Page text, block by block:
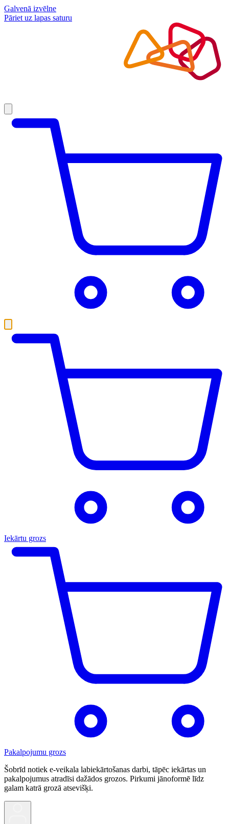
Galvenā izvēlne
Pāriet uz lapas saturu
Iekārtu grozs
Pakalpojumu grozs
Šobrīd notiek e-veikala labiekārtošanas darbi, tāpēc iekārtas un
pakalpojumus atradīsi dažādos grozos. Pirkumi jānoformē līdz
galam katrā grozā atsevišķi.